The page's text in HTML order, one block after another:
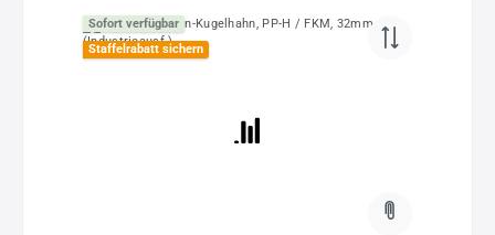
Sofort verfügbar
Staffelrabatt sichern